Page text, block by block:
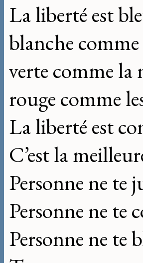
La liberté est
blanche
verte comme la
rouge comme
La liberté est
C’est la
Personne ne te
Personne ne te
Personne ne te